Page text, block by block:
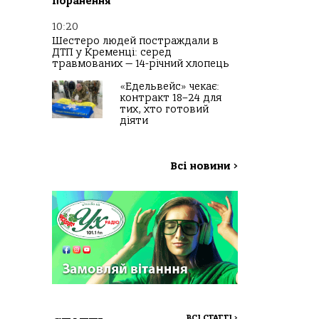
10:20
Шестеро людей постраждали в
ДТП у Кременці: серед
травмованих — 14-річний хлопець
«Едельвейс» чекає:
контракт 18–24 для
тих, хто готовий
діяти
Всі новини >